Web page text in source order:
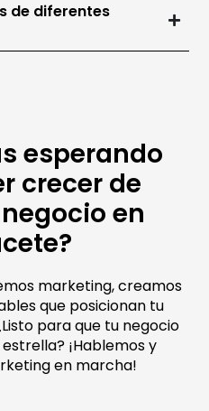
de diferentes
esperando
crecer de
en
marketing, creamos
que posicionan tu
para que tu negocio
¡Hablemos y
en marcha!